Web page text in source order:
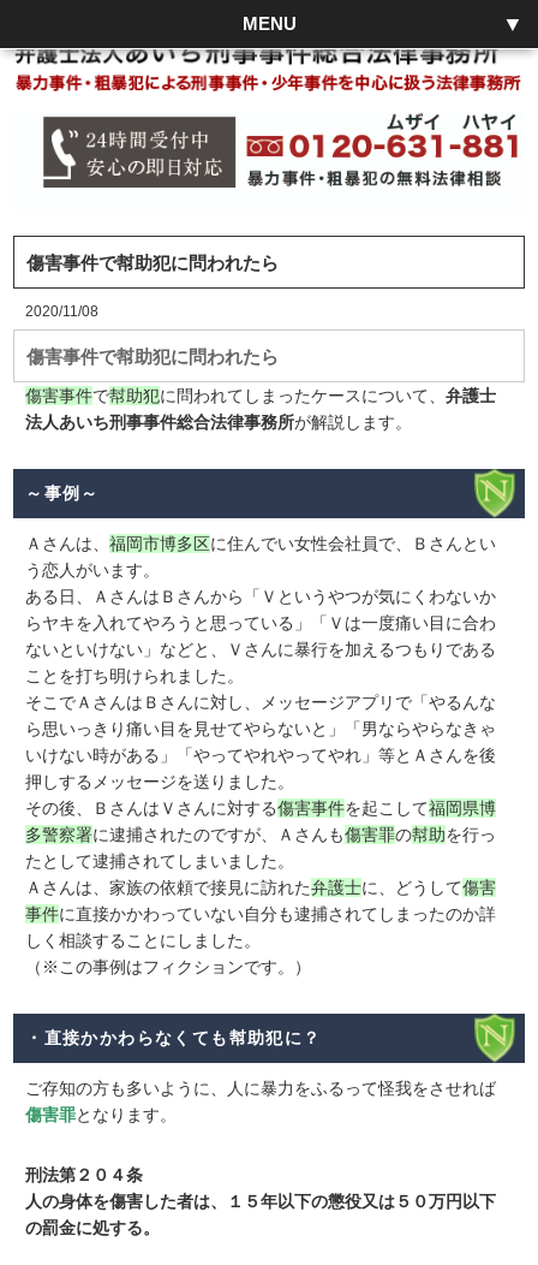
MENU
傷害事件で幇助犯に問われたら
2020/11/08
傷害事件で幇助犯に問われたら
傷害事件で幇助犯に問われてしまったケースについて、弁護士
法人あいち刑事事件総合法律事務所が解説します。
～事例～
Ａさんは、福岡市博多区に住んでい女性会社員で、Ｂさんとい
う恋人がいます。
ある日、ＡさんはＢさんから「Ｖというやつが気にくわないか
らヤキを入れてやろうと思っている」「Ｖは一度痛い目に合わ
ないといけない」などと、Ｖさんに暴行を加えるつもりである
ことを打ち明けられました。
そこでＡさんはＢさんに対し、メッセージアプリで「やるんな
ら思いっきり痛い目を見せてやらないと」「男ならやらなきゃ
いけない時がある」「やってやれやってやれ」等とＡさんを後
押しするメッセージを送りました。
その後、ＢさんはＶさんに対する傷害事件を起こして福岡県博
多警察署に逮捕されたのですが、Ａさんも傷害罪の幇助を行っ
たとして逮捕されてしまいました。
Ａさんは、家族の依頼で接見に訪れた弁護士に、どうして傷害
事件に直接かかわっていない自分も逮捕されてしまったのか詳
しく相談することにしました。
（※この事例はフィクションです。）
・直接かかわらなくても幇助犯に？
ご存知の方も多いように、人に暴力をふるって怪我をさせれば
傷害罪となります。
刑法第２０４条
人の身体を傷害した者は、１５年以下の懲役又は５０万円以下
の罰金に処する。